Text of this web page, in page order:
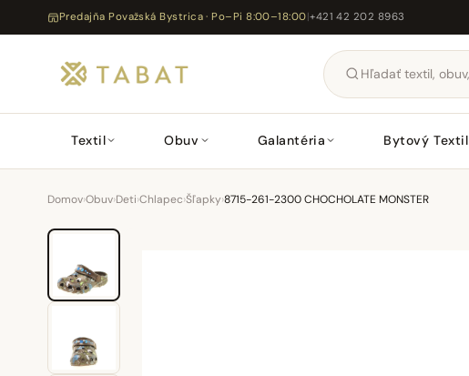
Predajňa Považská Bystrica · Po–Pi 8:00–18:00|+421 42 202 8963
Textil Obuv Galantéria Bytový Textil
Domov›Obuv›Deti›Chlapec›Šľapky›8715-261-2300 CHOCHOLATE MONSTER